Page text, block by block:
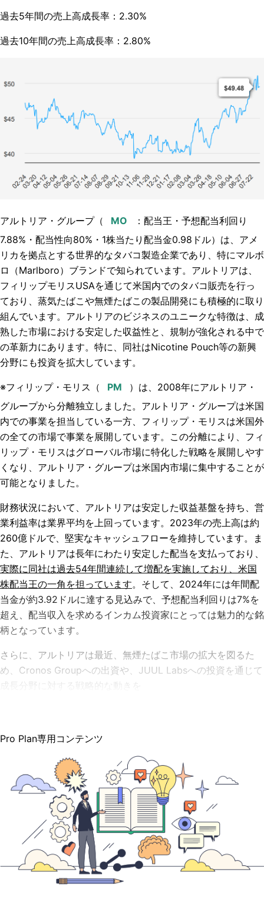
過去5年間の売上高成長率：2.30%
過去10年間の売上高成長率：2.80%
アルトリア・グループ（
：配当王・予想配当利回り
7.88%・配当性向80%・ 1株当たり配当金0.98ドル）は、アメ
リカを拠点とする世界的なタバコ製造企業であり、特にマルボ
ロ（Marlboro）ブランドで知られています。アルトリアは、
フィリップモリスUSAを通じて米国内でのタバコ販売を行っ
ており、蒸気たばこや無煙たばこの製品開発にも積極的に取り
組んでいます。アルトリアのビジネスのユニークな特徴は、成
熟した市場における安定した収益性と、規制が強化される中で
の革新力にあります。特に、同社はNicotine Pouch等の新興
分野にも投資を拡大しています。
※フィリップ・モリス（
）は、2008年にアルトリア・
グループから分離独立しました。アルトリア・グループは米国
内での事業を担当している一方、フィリップ・モリスは米国外
の全ての市場で事業を展開しています。この分離により、フィ
リップ・モリスはグローバル市場に特化した戦略を展開しやす
くなり、アルトリア・グループは米国内市場に集中することが
可能となりました。
財務状況において、アルトリアは安定した収益基盤を持ち、営
業利益率は業界平均を上回っています。2023年の売上高は約
260億ドルで、堅実なキャッシュフローを維持しています。ま
た、アルトリアは長年にわたり安定した配当を支払っており、
実際に同社は過去54年間連続して増配を実施しており、米国
株配当王の一角を担っています。そして、 2024年には年間配
当金が約3.92ドルに達する見込みで、予想配当利回りは7%を
超え、配当収入を求めるインカム投資家にとっては魅力的な銘
柄となっています。
さらに、アルトリアは最近、無煙たばこ市場の拡大を図るた
め、Cronos Groupへの出資や、JUUL Labsへの投資を通じて
成長分野に対する戦略的な動きを
Pro Plan専用コンテンツ